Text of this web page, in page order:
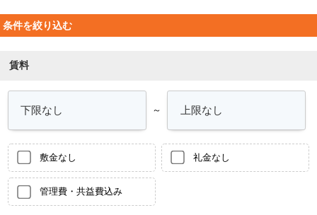
条件を絞り込む
賃料
～
敷金なし 礼金なし
管理費・共益費込み